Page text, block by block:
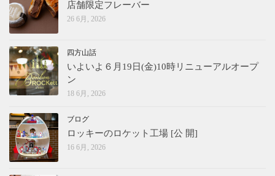
店舗限定フレーバー
26 6月, 2026
四方山話
いよいよ６月19日(金)10時リニューアルオープ
ン
18 6月, 2026
ブログ
ロッキーのロケット工場 [公 開]
16 6月, 2026